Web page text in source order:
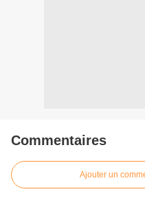
Commentaires
Ajouter un